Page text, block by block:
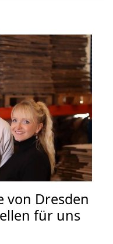
von Dresden
für uns